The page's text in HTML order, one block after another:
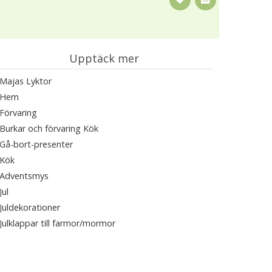
Upptäck mer
Majas Lyktor
Hem
Förvaring
Burkar och förvaring Kök
Gå-bort-presenter
Kök
Adventsmys
Jul
Juldekorationer
Julklappar till farmor/mormor